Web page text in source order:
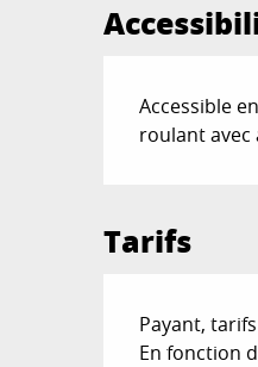
Accessible
roulant avec
Tarifs
Payant,
En fonction